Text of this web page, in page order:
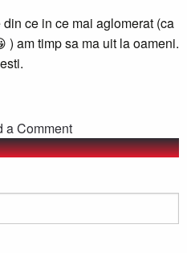
ce in ce mai aglomerat (ca
) am timp sa ma uit la oameni.
a Comment